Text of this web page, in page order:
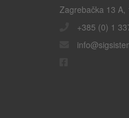
Zagrebačka 13 A,
+385 (0) 1